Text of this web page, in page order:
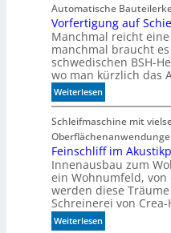
n
n
d
i
e
K
I
m
i
t
d
e
n
k
t
Automatische
Vorfertigung auf
Manchmal reicht
manchmal braucht
schwedischen BSH-
wo man kürzlich das
Weiterlesen:
V
o
r
f
e
r
t
i
g
Schleifmaschine mit
Feinschliff im
Innenausbau zum
ein Wohnumfeld,
werden diese
Schreinerei von
Weiterlesen: